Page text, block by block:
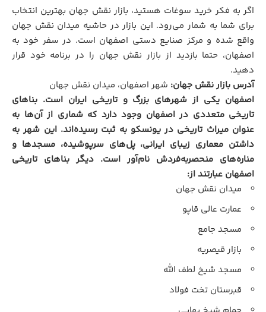
اگر به فکر خرید سوغات هستید، بازار نقش جهان بهترین انتخاب
برای شما به شمار می‌رود. این بازار در حاشیه میدان نقش جهان
واقع شده و مرکز صنایع دستی اصفهان است. در سفر خود به
اصفهان، حتما بازدید از بازار نقش جهان را در برنامه خود قرار
دهید.
آدرس بازار نقش جهان: شهر اصفهان، میدان نقش جهان
اصفهان یکی از شهرهای بزرگ و تاریخی ایران است. بناهای
تاریخی متعددی در اصفهان وجود دارد که شماری از آن‌ها به
عنوان میراث تاریخی در یونسکو به ثبت رسیده‌اند. این شهر به
داشتن معماری زیبای ایرانی، پل‌های سرپوشیده، مسجدها و
مناره‌های منحصربه‌فردش نام‌آور است. دیگر بناهای تاریخی
اصفهان عبارتند از:
میدان نقش جهان
عمارت عالی قاپو
مسجد جامع
بازار قیصریه
مسجد شیخ لطف الله
قبرستان تخت فولاد